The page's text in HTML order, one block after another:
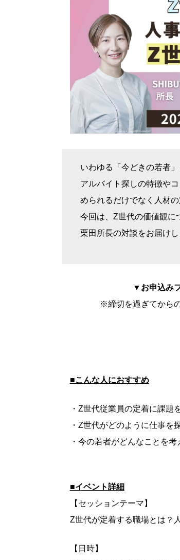
いわゆる「今どきの若者
アルバイト探しの特徴や
められるだけでなく人材
今回は、Z世代の価値観に
栗田所長の対談をお届けし
▼お申込み
※締切を過ぎてから
■こんな人におすすめ
・Z世代従業員の定着に課題
・Z世代がどのように仕事を
・今の若者がどんなことを
■イベント詳細
【セッションテーマ】
Z世代が定着する職場とは？
【日時】